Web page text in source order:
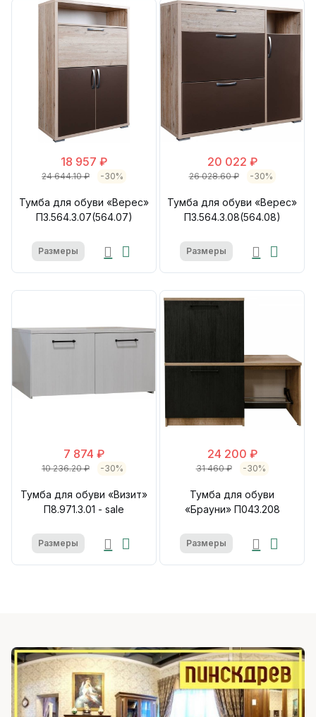
18 957 ₽
24 644.10 ₽ -30%
Тумба для обуви «Верес»
П3.564.3.07(564.07)
Размеры
20 022 ₽
26 028.60 ₽ -30%
Тумба для обуви «Верес»
П3.564.3.08(564.08)
Размеры
7 874 ₽
10 236.20 ₽ -30%
Тумба для обуви «Визит»
П8.971.3.01 - sale
Размеры
24 200 ₽
31 460 ₽ -30%
Тумба для обуви
«Брауни» П043.208
Размеры